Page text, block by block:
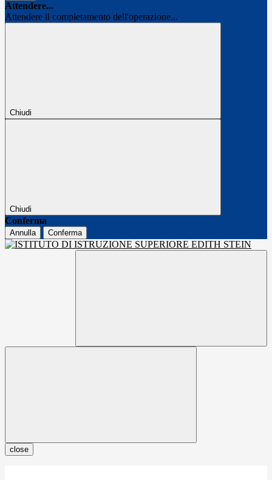
Attendere...
Attendere il completamento dell'operazione...
Chiudi
Chiudi
Conferma
Annulla Conferma
close